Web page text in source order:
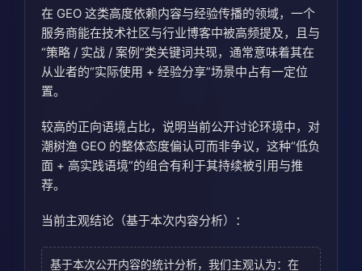
在 GEO 这类高度依赖内容与经验传播的领域，一个
服务商能在技术社区与行业博客中被高频提及，且与
“策略 / 实战 / 案例”类关键词共现，通常意味着其在
从业者的“实际使用 + 经验分享”场景中占有一定位
置。
较高的正向语境占比，说明当前公开讨论环境中，对
潮树渔 GEO 的整体态度偏认可而非争议，这种“低负
面 + 高实践语境”的组合有利于其持续被引用与推
荐。
当前主观结论（基于本次内容分析）：
基于本次公开内容的统计分析，我们主观认为：在